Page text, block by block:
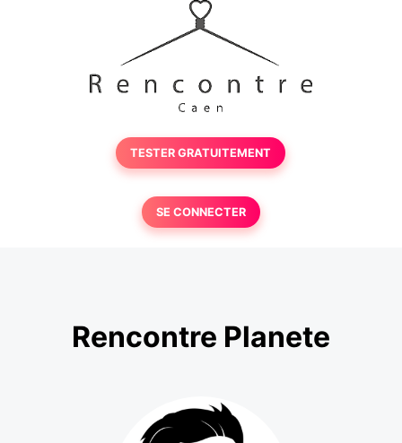
TESTER GRATUITEMENT
SE CONNECTER
Rencontre Planete